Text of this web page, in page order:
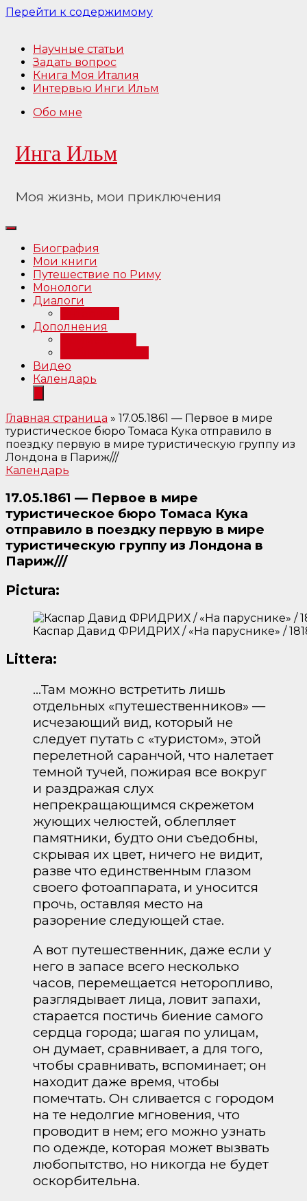
Перейти к содержимому
Научные статьи
Задать вопрос
Книга Моя Италия
Интервью Инги Ильм
Обо мне
Инга Ильм
Моя жизнь, мои приключения
Биография
Мои книги
Путешествие по Риму
Монологи
Диалоги
Дополнения
Видео
Календарь
Главная страница » 17.05.1861 — Первое в мире
туристическое бюро Томаса Кука отправило в
поездку первую в мире туристическую группу из
Лондона в Париж///
Календарь
17.05.1861 — Первое в мире
туристическое бюро Томаса Кука
отправило в поездку первую в мире
туристическую группу из Лондона в
Париж///
Pictura:
Каспар Давид ФРИДРИХ / «На паруснике» /
Littera:
…Там можно встретить лишь
отдельных «путешественников» —
исчезающий вид, который не
следует путать с «туристом», этой
перелетной саранчой, что налетает
темной тучей, пожирая все вокруг
и раздражая слух
непрекращающимся скрежетом
жующих челюстей, облепляет
памятники, будто они съедобны,
скрывая их цвет, ничего не видит,
разве что единственным глазом
своего фотоаппарата, и уносится
прочь, оставляя место на
разорение следующей стае.
А вот путешественник, даже если у
него в запасе всего несколько
часов, перемещается неторопливо,
разглядывает лица, ловит запахи,
старается постичь биение самого
сердца города; шагая по улицам,
он думает, сравнивает, а для того,
чтобы сравнивать, вспоминает; он
находит даже время, чтобы
помечтать. Он сливается с городом
на те недолгие мгновения, что
проводит в нем; его можно узнать
по одежде, которая может вызвать
любопытство, но никогда не будет
оскорбительна.